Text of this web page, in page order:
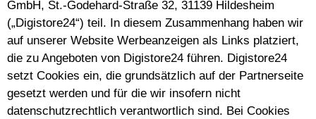
GmbH, St.-Godehard-Straße 32, 31139 Hildesheim
(„Digistore24“) teil. In diesem Zusammenhang haben wir
auf unserer Website Werbeanzeigen als Links platziert,
die zu Angeboten von Digistore24 führen. Digistore24
setzt Cookies ein, die grundsätzlich auf der Partnerseite
gesetzt werden und für die wir insofern nicht
datenschutzrechtlich verantwortlich sind. Bei Cookies